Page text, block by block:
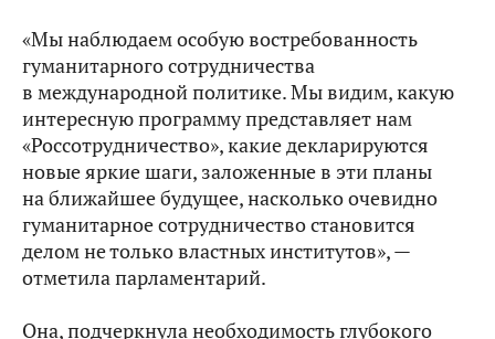
«Мы наблюдаем особую востребованность
гуманитарного сотрудничества
в международной политике. Мы видим, какую
интересную программу представляет нам
«Россотрудничество», какие декларируются
новые яркие шаги, заложенные в эти планы
на ближайшее будущее, насколько очевидно
гуманитарное сотрудничество становится
делом не только властных институтов», —
отметила парламентарий.
Она, подчеркнула необходимость глубокого